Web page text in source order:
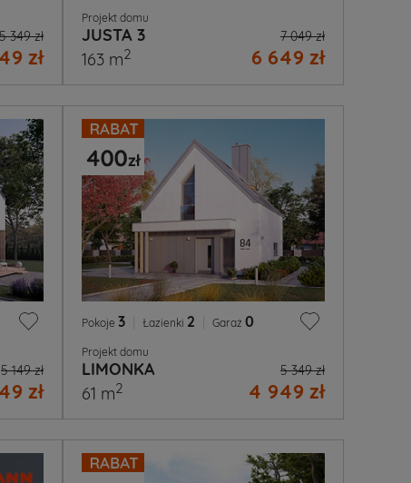
5 349 zł
zł
Projekt domu
JUSTA 3 7 049 zł
6 649 zł
163 m2
5 149 zł
zł
Pokoje 3 Łazienki 2 Garaż 0
Projekt domu
LIMONKA 5 349 zł
4 949 zł
61 m2